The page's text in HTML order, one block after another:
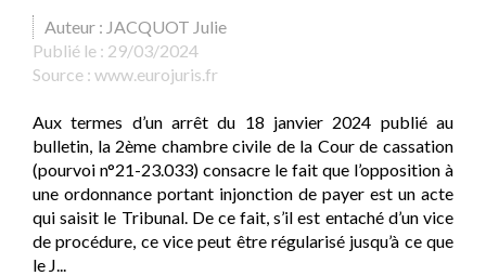
Auteur : JACQUOT Julie
Publié le : 29/03/2024
Source : www.eurojuris.fr
Aux termes d’un arrêt du 18 janvier 2024 publié au
bulletin, la 2ème chambre civile de la Cour de cassation
(pourvoi n°21-23.033) consacre le fait que l’opposition à
une ordonnance portant injonction de payer est un acte
qui saisit le Tribunal. De ce fait, s’il est entaché d’un vice
de procédure, ce vice peut être régularisé jusqu’à ce que
le J...